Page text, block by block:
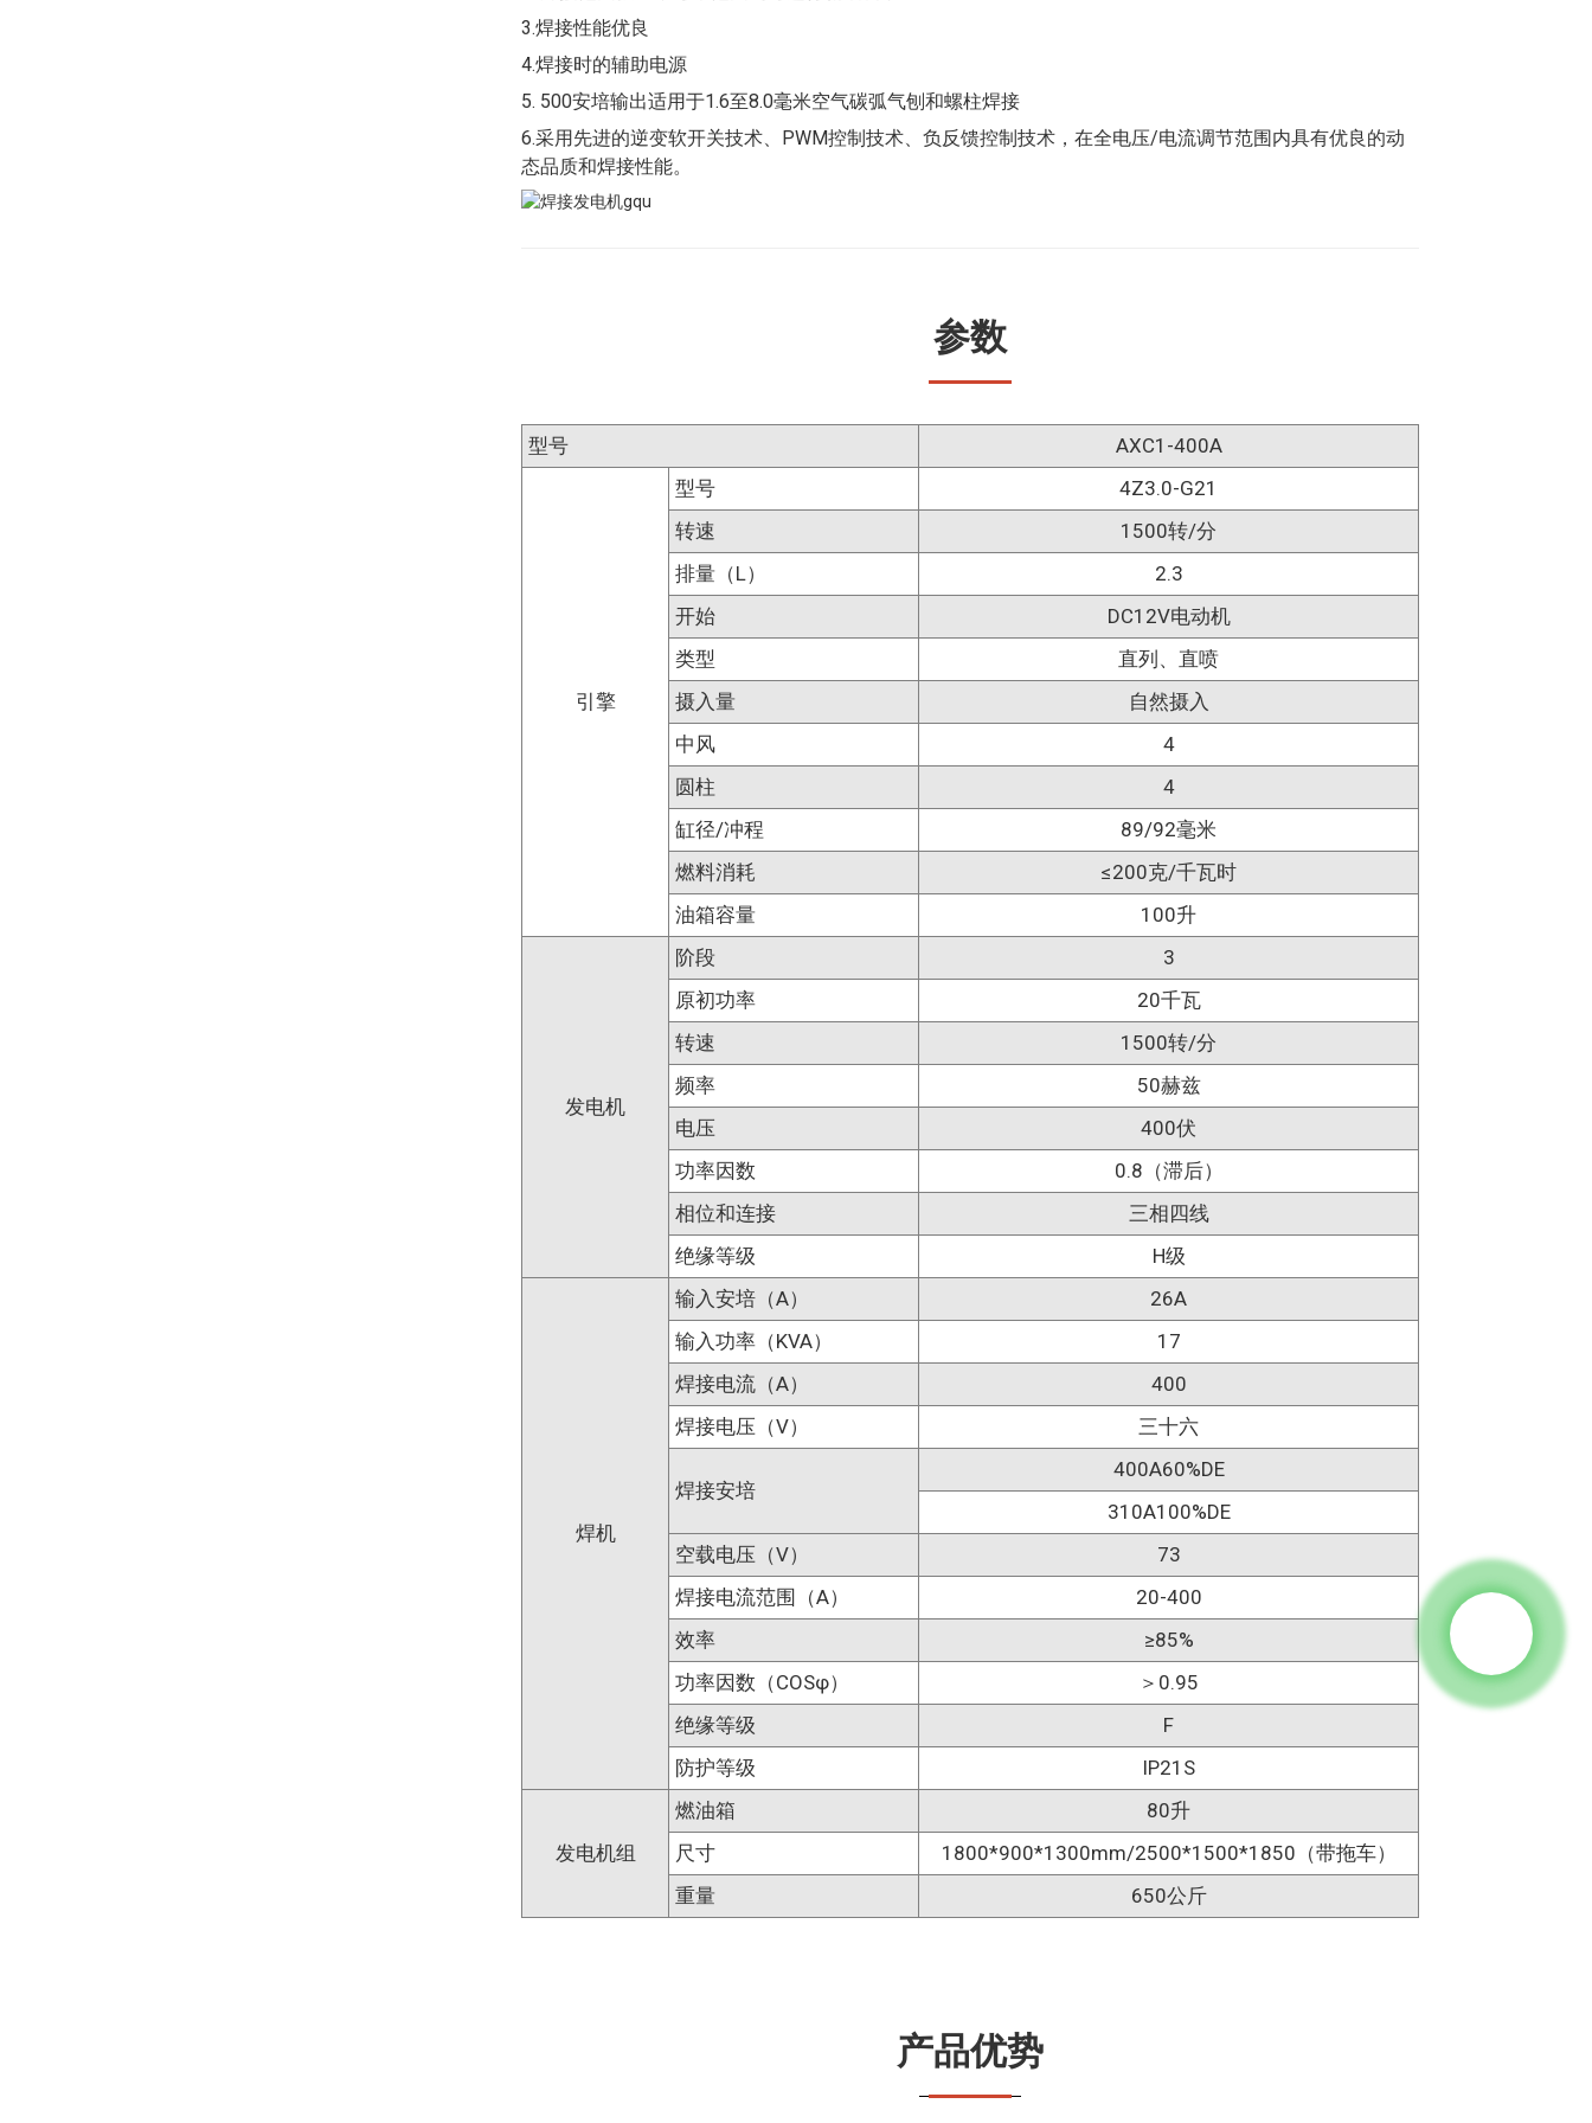
3.焊接性能优良
4.焊接时的辅助电源
5. 500安培输出适用于1.6至8.0毫米空气碳弧气刨和螺柱焊接
6.采用先进的逆变软开关技术、PWM控制技术、负反馈控制技术，在全电压/电流调节范围内具有优良的动
态品质和焊接性能。
参数
型号 AXC1-400A
引擎
型号
4Z3.0-G21
转速
1500转/分
排量（L）
2.3
开始
DC12V电动机
类型
直列、直喷
摄入量
自然摄入
中风
4
圆柱
4
缸径/冲程
89/92毫米
燃料消耗
≤200克/千瓦时
油箱容量
100升
发电机
阶段
3
原初功率
20千瓦
转速
1500转/分
频率
50赫兹
电压
400伏
功率因数
0.8（滞后）
相位和连接
三相四线
绝缘等级
H级
焊机
输入安培（A）
26A
输入功率（KVA）
17
焊接电流（A）
400
焊接电压（V）
三十六
焊接安培
400A60%DE
310A100%DE
空载电压（V）
73
焊接电流范围（A）
20-400
效率
≥85%
功率因数（COSφ）
＞0.95
绝缘等级
F
防护等级
IP21S
发电机组
燃油箱
80升
尺寸
1800*900*1300mm/2500*1500*1850（带拖车）
重量
650公斤
产品优势